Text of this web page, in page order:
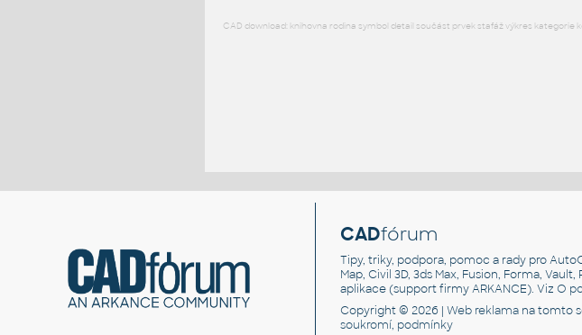
CAD download: knihovna rodina symbol detail součást prvek stafáž výkres kategorie
CADfórum
Tipy, triky, podpora, pomoc a rady pro
Map, Civil 3D, 3ds Max, Fusion, Forma,
aplikace (support firmy ARKANCE). VizO
Copyright © 2026 |Web reklama na tomto
soukromí, podmínky